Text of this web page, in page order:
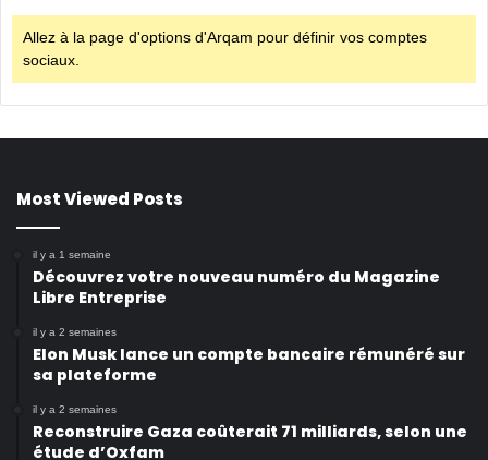
Allez à la page d'options d'Arqam pour définir vos comptes
sociaux.
Most Viewed Posts
il y a 1 semaine
Découvrez votre nouveau numéro du Magazine
Libre Entreprise
il y a 2 semaines
Elon Musk lance un compte bancaire rémunéré sur
sa plateforme
il y a 2 semaines
Reconstruire Gaza coûterait 71 milliards, selon une
étude d’Oxfam